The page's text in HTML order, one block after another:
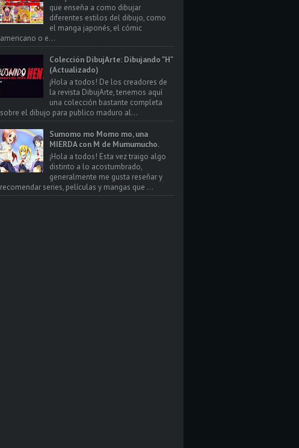
que enseña a como dibujar
diferentes estilos del dibujo, como
el manga japonés, el cómic
americano o e...
Colección DibujArte: Dibujando "H"
(Actualizado)
¡Hola a todos! De los creadores de
la revista DibujArte, tenemos aquí
una colección bastante completa
sobre el dibujo para publico maduro al...
Sumomo mo Momo mo, una
MIERDA con M de Mumumucho.
¡Hola a todos! Esta vez traigo algo
distinto a lo acostumbrado,
generalmente me gusta reseñar y
recomendar series, películas y mangas que ...